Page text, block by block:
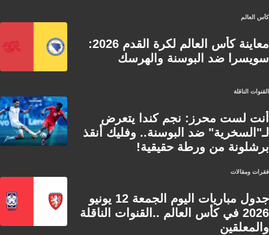
كأس العالم
معاينة كأس العالم لكرة القدم 2026:
سويسرا ضد البوسنة والهرسك
القنوات الناقلة
أنت لست محرز: نجم كندا يتعرض
لـ"السخرية" ضد البوسنة.. وفليك أنقذ
برشلونة من ورطة حقيقية!
فقرات ومقالات
جدول مباريات اليوم الجمعة 12 يونيو
2026 في كأس العالم ..القنوات الناقلة
والمعلقين